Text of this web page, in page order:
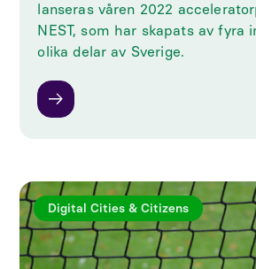
lanseras våren 2022
NEST, som har skapats av fyra
olika delar av Sverige.
Digital Cities & Citizens